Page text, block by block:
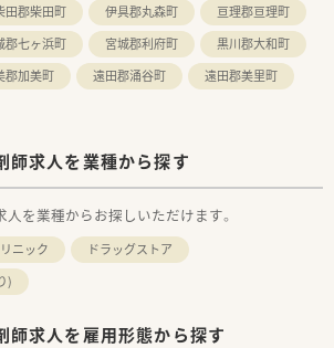
田郡柴田町 伊具郡丸森町
亘理郡亘理町
郡七ヶ浜町 宮城郡利府町
黒川郡大和町
郡加美町 遠田郡涌谷町
遠田郡美里町
師求人を業種から探す
を業種からお探しいただけます。
ニック
ドラッグストア
)
師求人を雇用形態から探す